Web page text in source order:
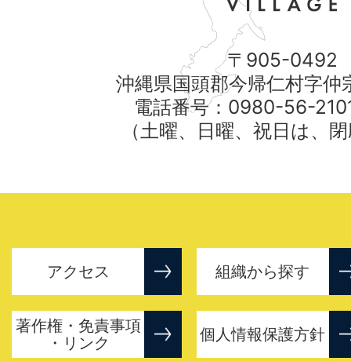
〒905-0492
沖縄県国頭郡今帰仁村字仲
電話番号：0980-56-
（土曜、日曜、祝日は、
アクセス 組織から探す
著作権・免責事項
・リンク
個人情報保護方針